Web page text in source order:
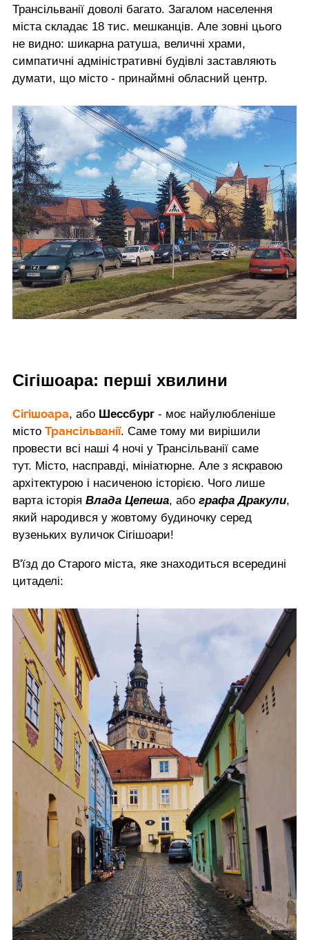
Трансільванії доволі багато. Загалом населення
міста складає 18 тис. мешканців. Але зовні цього
не видно: шикарна ратуша, величні храми,
симпатичні адміністративні будівлі заставляють
думати, що місто - принаймні обласний центр.
Сігішоара: перші хвилини
Сігішоара, або Шессбург - моє найулюбленіше
місто Трансільванії. Саме тому ми вирішили
провести всі наші 4 ночі у Трансільванії саме
тут. Місто, насправді, мініатюрне. Але з яскравою
архітектурою і насиченою історією. Чого лише
варта історія Влада Цепеша, або графа Дракули,
який народився у жовтому будиночку серед
вузеньких вуличок Сігішоари!
В'їзд до Старого міста, яке знаходиться всередині
цитаделі: